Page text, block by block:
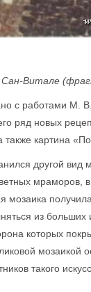
Витале
с работами М.
ряд новых
картина
другой вид
мраморов,
мозаика
из больших
которых
мозаикой
такого